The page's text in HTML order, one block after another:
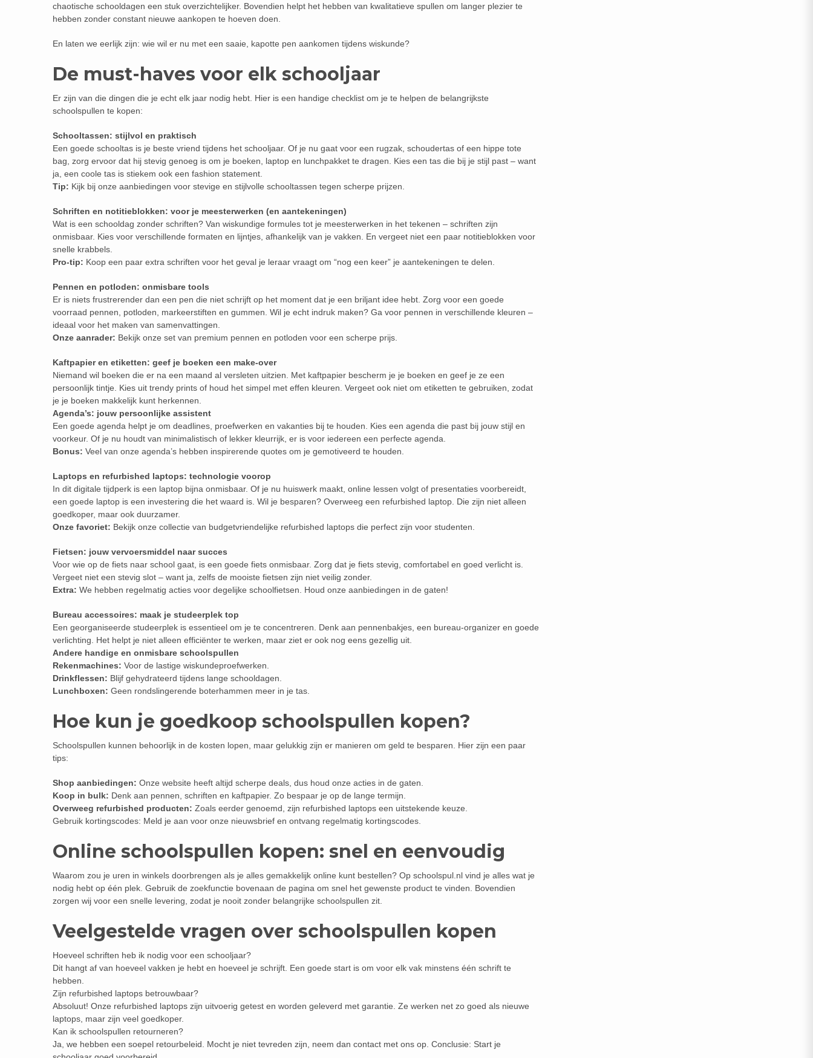
chaotische schooldagen een stuk overzichtelijker. Bovendien helpt het hebben van kwalitatieve spullen om langer plezier te
hebben zonder constant nieuwe aankopen te hoeven doen.
En laten we eerlijk zijn: wie wil er nu met een saaie, kapotte pen aankomen tijdens wiskunde?
De must-haves voor elk schooljaar
Er zijn van die dingen die je echt elk jaar nodig hebt. Hier is een handige checklist om je te helpen de belangrijkste
schoolspullen te kopen:
Schooltassen: stijlvol en praktisch
Een goede schooltas is je beste vriend tijdens het schooljaar. Of je nu gaat voor een rugzak, schoudertas of een hippe tote
bag, zorg ervoor dat hij stevig genoeg is om je boeken, laptop en lunchpakket te dragen. Kies een tas die bij je stijl past – want
ja, een coole tas is stiekem ook een fashion statement.
Tip: Kijk bij onze aanbiedingen voor stevige en stijlvolle schooltassen tegen scherpe prijzen.
Schriften en notitieblokken: voor je meesterwerken (en aantekeningen)
Wat is een schooldag zonder schriften? Van wiskundige formules tot je meesterwerken in het tekenen – schriften zijn
onmisbaar. Kies voor verschillende formaten en lijntjes, afhankelijk van je vakken. En vergeet niet een paar notitieblokken voor
snelle krabbels.
Pro-tip: Koop een paar extra schriften voor het geval je leraar vraagt om “nog een keer” je aantekeningen te delen.
Pennen en potloden: onmisbare tools
Er is niets frustrerender dan een pen die niet schrijft op het moment dat je een briljant idee hebt. Zorg voor een goede
voorraad pennen, potloden, markeerstiften en gummen. Wil je echt indruk maken? Ga voor pennen in verschillende kleuren –
ideaal voor het maken van samenvattingen.
Onze aanrader: Bekijk onze set van premium pennen en potloden voor een scherpe prijs.
Kaftpapier en etiketten: geef je boeken een make-over
Niemand wil boeken die er na een maand al versleten uitzien. Met kaftpapier bescherm je je boeken en geef je ze een
persoonlijk tintje. Kies uit trendy prints of houd het simpel met effen kleuren. Vergeet ook niet om etiketten te gebruiken, zodat
je je boeken makkelijk kunt herkennen.
Agenda’s: jouw persoonlijke assistent
Een goede agenda helpt je om deadlines, proefwerken en vakanties bij te houden. Kies een agenda die past bij jouw stijl en
voorkeur. Of je nu houdt van minimalistisch of lekker kleurrijk, er is voor iedereen een perfecte agenda.
Bonus: Veel van onze agenda’s hebben inspirerende quotes om je gemotiveerd te houden.
Laptops en refurbished laptops: technologie voorop
In dit digitale tijdperk is een laptop bijna onmisbaar. Of je nu huiswerk maakt, online lessen volgt of presentaties voorbereidt,
een goede laptop is een investering die het waard is. Wil je besparen? Overweeg een refurbished laptop. Die zijn niet alleen
goedkoper, maar ook duurzamer.
Onze favoriet: Bekijk onze collectie van budgetvriendelijke refurbished laptops die perfect zijn voor studenten.
Fietsen: jouw vervoersmiddel naar succes
Voor wie op de fiets naar school gaat, is een goede fiets onmisbaar. Zorg dat je fiets stevig, comfortabel en goed verlicht is.
Vergeet niet een stevig slot – want ja, zelfs de mooiste fietsen zijn niet veilig zonder.
Extra: We hebben regelmatig acties voor degelijke schoolfietsen. Houd onze aanbiedingen in de gaten!
Bureau accessoires: maak je studeerplek top
Een georganiseerde studeerplek is essentieel om je te concentreren. Denk aan pennenbakjes, een bureau-organizer en goede
verlichting. Het helpt je niet alleen efficiënter te werken, maar ziet er ook nog eens gezellig uit.
Andere handige en onmisbare schoolspullen
Rekenmachines: Voor de lastige wiskundeproefwerken.
Drinkflessen: Blijf gehydrateerd tijdens lange schooldagen.
Lunchboxen: Geen rondslingerende boterhammen meer in je tas.
Hoe kun je goedkoop schoolspullen kopen?
Schoolspullen kunnen behoorlijk in de kosten lopen, maar gelukkig zijn er manieren om geld te besparen. Hier zijn een paar
tips:
Shop aanbiedingen: Onze website heeft altijd scherpe deals, dus houd onze acties in de gaten.
Koop in bulk: Denk aan pennen, schriften en kaftpapier. Zo bespaar je op de lange termijn.
Overweeg refurbished producten: Zoals eerder genoemd, zijn refurbished laptops een uitstekende keuze.
Gebruik kortingscodes: Meld je aan voor onze nieuwsbrief en ontvang regelmatig kortingscodes.
Online schoolspullen kopen: snel en eenvoudig
Waarom zou je uren in winkels doorbrengen als je alles gemakkelijk online kunt bestellen? Op schoolspul.nl vind je alles wat je
nodig hebt op één plek. Gebruik de zoekfunctie bovenaan de pagina om snel het gewenste product te vinden. Bovendien
zorgen wij voor een snelle levering, zodat je nooit zonder belangrijke schoolspullen zit.
Veelgestelde vragen over schoolspullen kopen
Hoeveel schriften heb ik nodig voor een schooljaar?
Dit hangt af van hoeveel vakken je hebt en hoeveel je schrijft. Een goede start is om voor elk vak minstens één schrift te
hebben.
Zijn refurbished laptops betrouwbaar?
Absoluut! Onze refurbished laptops zijn uitvoerig getest en worden geleverd met garantie. Ze werken net zo goed als nieuwe
laptops, maar zijn veel goedkoper.
Kan ik schoolspullen retourneren?
Ja, we hebben een soepel retourbeleid. Mocht je niet tevreden zijn, neem dan contact met ons op. Conclusie: Start je